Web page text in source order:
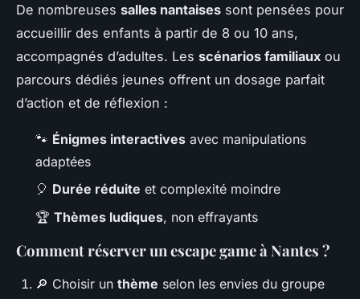
De nombreuses salles nantaises sont pensées pour
accueillir des enfants à partir de 8 ou 10 ans,
accompagnés d’adultes. Les scénarios familiaux ou
parcours dédiés jeunes offrent un dosage parfait
d’action et de réflexion :
🐾 Énigmes interactives avec manipulations
adaptées
🎈 Durée réduite et complexité moindre
🏆 Thèmes ludiques, non effrayants
Comment réserver un escape game à Nantes ?
🔎 Choisir un thème selon les envies du groupe